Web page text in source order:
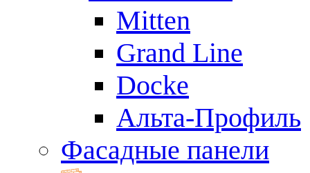
Mitten
Grand Line
Docke
Альта-Профиль
Фасадные панели